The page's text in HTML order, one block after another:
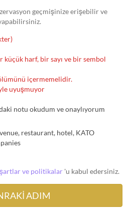
geçmişinize erişebilir ve
harf, bir sayı ve bir sembol
içermemelidir.
uyuşmuyor
notu okudum ve onaylıyorum
restaurant, hotel, KATO
ve politikalar'u kabul edersiniz.